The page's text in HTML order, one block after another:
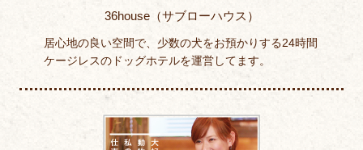
36house（サブローハウス）
居心地の良い空間で、少数の犬をお預かりする24時間
ケージレスのドッグホテルを運営してます。